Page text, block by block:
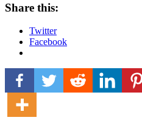
Share this:
Twitter
Facebook